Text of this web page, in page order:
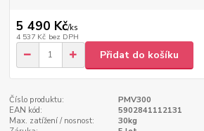
5 490 Kč/ks
4 537 Kč bez DPH
Přidat do košíku
Číslo produktu:
PMV300
EAN kód:
5902841112131
Max. zatížení / nosnost:
30kg